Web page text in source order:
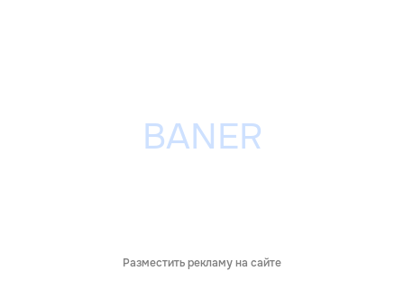
Разместить рекламу на сайте